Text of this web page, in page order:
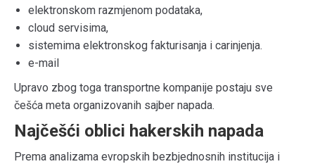
elektronskom razmjenom podataka,
cloud servisima,
sistemima elektronskog fakturisanja i carinjenja.
e-mail
Upravo zbog toga transportne kompanije postaju sve
češća meta organizovanih sajber napada.
Najčešći oblici hakerskih napada
Prema analizama evropskih bezbjednosnih institucija i